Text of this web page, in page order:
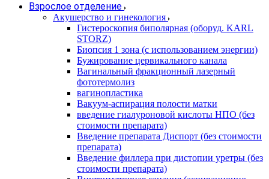
Взрослое отделение
Акушерство и гинекология
Гистероскопия биполярная (оборуд. KARL
STORZ)
Биопсия 1 зона (с использованием энергии)
Бужирование цервикального канала
Вагинальный фракционный лазерный
фототермолиз
вагинопластика
Вакуум-аспирация полости матки
введение гиалуроновой кислоты НПО (без
стоимости препарата)
Введение препарата Диспорт (без стоимости
препарата)
Введение филлера при дистопии уретры (без
стоимости препарата)